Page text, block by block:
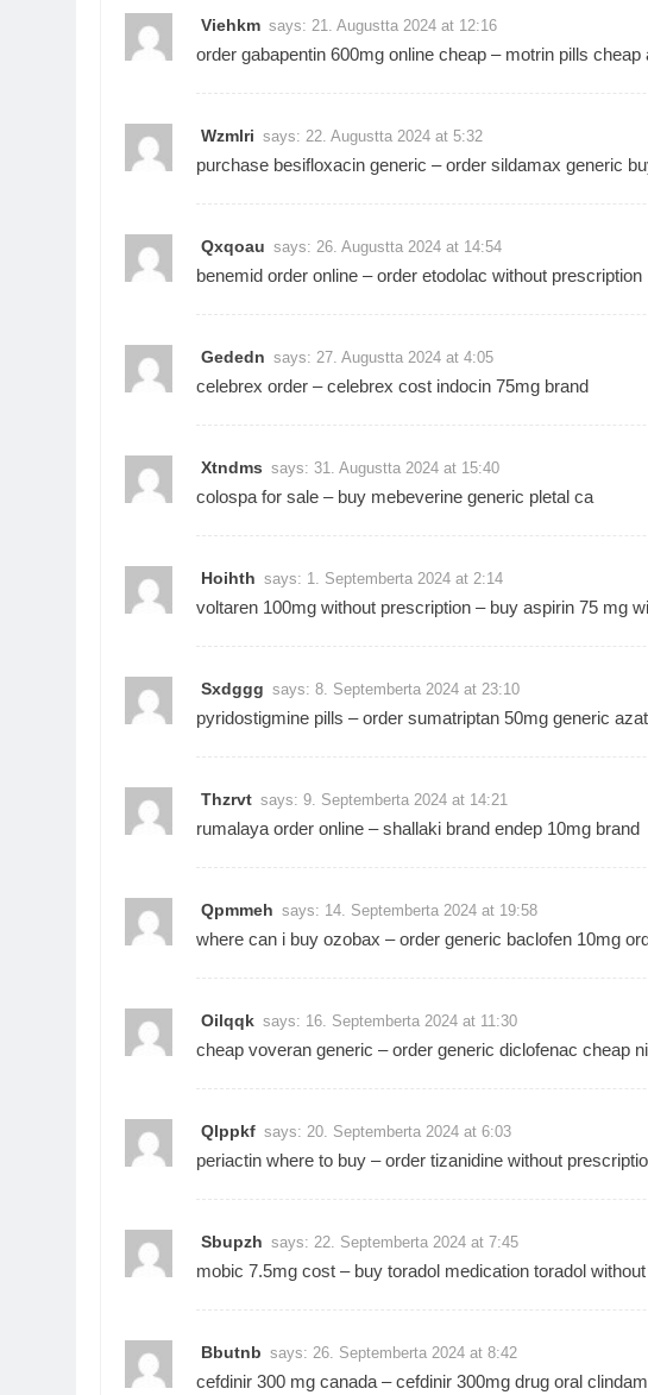
Viehkm says: 21. Augustta 2024 at 12:16
order gabapentin 600mg online cheap – motrin pills cheap
Wzmlri says: 22. Augustta 2024 at 5:32
purchase besifloxacin generic –order sildamax generic
Qxqoau says: 26. Augustta 2024 at 14:54
benemid order online –order etodolac without prescription
Gededn says: 27. Augustta 2024 at 4:05
celebrex order –celebrex cost indocin 75mg brand
Xtndms says: 31. Augustta 2024 at 15:40
colospa for sale – buy mebeverine generic pletal ca
Hoihth says: 1. Septemberta 2024 at 2:14
voltaren 100mg without prescription – buy aspirin 75 mg
Sxdggg says: 8. Septemberta 2024 at 23:10
pyridostigmine pills –order sumatriptan 50mg generic
Thzrvt says: 9. Septemberta 2024 at 14:21
rumalaya order online –shallaki brand endep 10mg brand
Qpmmeh says: 14. Septemberta 2024 at 19:58
where can i buy ozobax –order generic baclofen 10mg
Oilqqk says: 16. Septemberta 2024 at 11:30
cheap voveran generic –order generic diclofenac cheap
Qlppkf says: 20. Septemberta 2024 at 6:03
periactin where to buy –order tizanidine without
Sbupzh says: 22. Septemberta 2024 at 7:45
mobic 7.5mg cost – buy toradol medication toradol
Bbutnb says: 26. Septemberta 2024 at 8:42
cefdinir 300 mg canada –cefdinir 300mg drug oral